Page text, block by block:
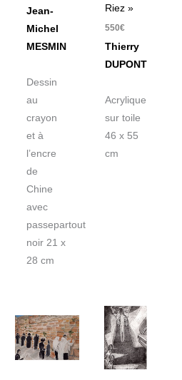
Jean-
Michel
MESMIN
Dessin
au
crayon
et à
l’encre
de
Chine
avec
passepartout
noir 21 x
28 cm
Riez »
550€
Thierry
DUPONT
Acrylique
sur toile
46 x 55
cm